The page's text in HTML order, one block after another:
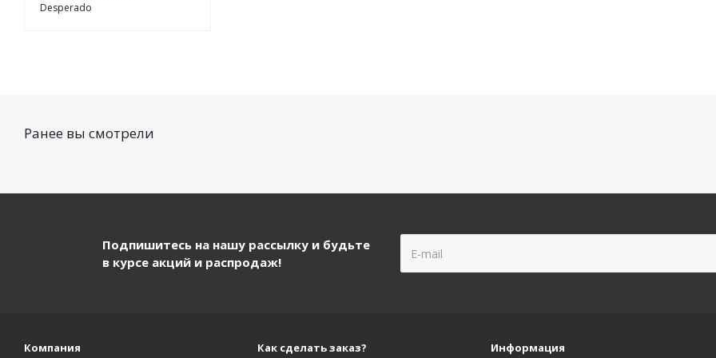
Desperado
Ранее вы смотрели
Подпишитесь на нашу рассылку и будьте
в курсе акций и распродаж!
Компания Как сделать заказ? Информация